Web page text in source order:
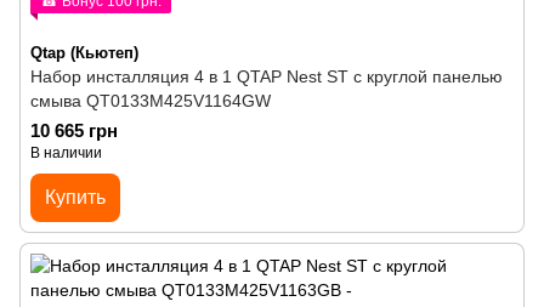
Qtap (Кьютеп)
Набор инсталляция 4 в 1 QTAP Nest ST с круглой панелью
смыва QT0133M425V1164GW
10 665 грн
В наличии
Купить